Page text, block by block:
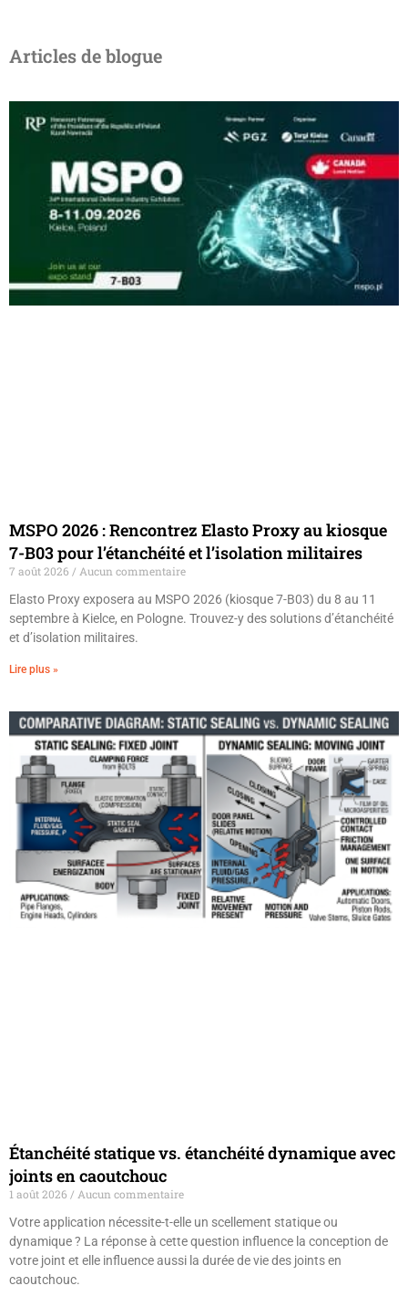
Articles de blogue
MSPO 2026 : Rencontrez Elasto Proxy au kiosque
7-B03 pour l’étanchéité et l’isolation militaires
7 août 2026
Aucun commentaire
Elasto Proxy exposera au MSPO 2026 (kiosque 7-B03) du 8 au 11
septembre à Kielce, en Pologne. Trouvez-y des solutions d’étanchéité
et d’isolation militaires.
Lire plus »
Étanchéité statique vs. étanchéité dynamique avec
joints en caoutchouc
1 août 2026
Aucun commentaire
Votre application nécessite-t-elle un scellement statique ou
dynamique ? La réponse à cette question influence la conception de
votre joint et elle influence aussi la durée de vie des joints en
caoutchouc.